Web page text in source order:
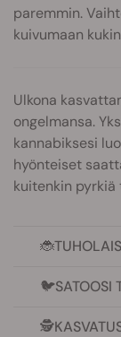
paremmin.
kuivumaan
Ulkona
ongelmansa.
kannabiksesi
hyönteiset
kuitenkin pyrkiä
🐦SATOOSI